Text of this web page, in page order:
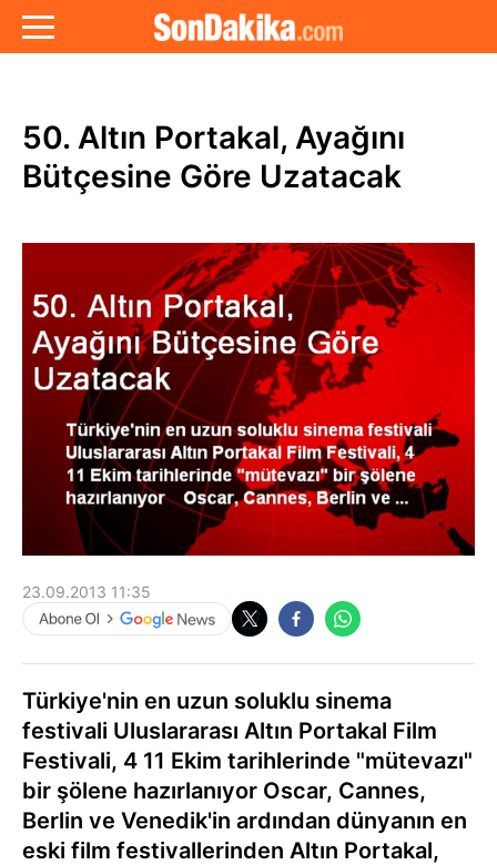
50. Altın Portakal, Ayağını
Bütçesine Göre Uzatacak
23.09.2013 11:35
Türkiye'nin en uzun soluklu sinema
festivali Uluslararası Altın Portakal Film
Festivali, 4 11 Ekim tarihlerinde "mütevazı"
bir şölene hazırlanıyor Oscar, Cannes,
Berlin ve Venedik'in ardından dünyanın en
eski film festivallerinden Altın Portakal,